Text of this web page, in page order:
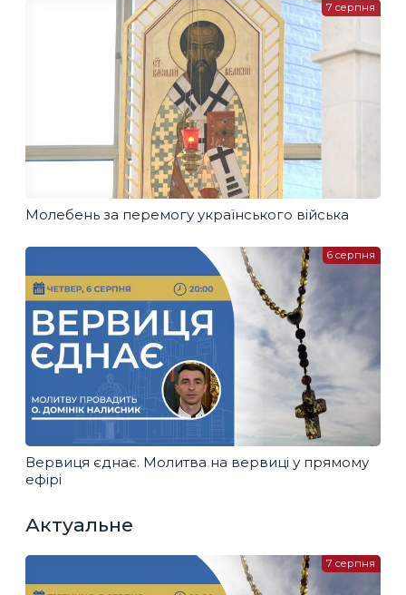
Молебень за перемогу українського війська
7 серпня
Вервиця єднає. Молитва на вервиці у прямому
ефірі
6 серпня
Актуальне
7 серпня